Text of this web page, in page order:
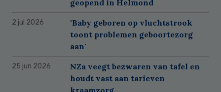
geopend in Helmond
2 jul 2026
'Baby geboren op vluchtstrook
toont problemen geboortezorg
aan'
25 jun 2026
NZa veegt bezwaren van tafel en
houdt vast aan tarieven
kraamzorg